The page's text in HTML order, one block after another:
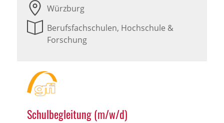
Würzburg
Berufsfachschulen, Hochschule &
Forschung
Schulbegleitung (m/w/d)